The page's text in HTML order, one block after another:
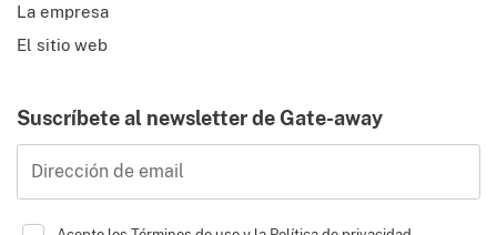
La empresa
El sitio web
Suscríbete al newsletter de Gate-away
Dirección de email